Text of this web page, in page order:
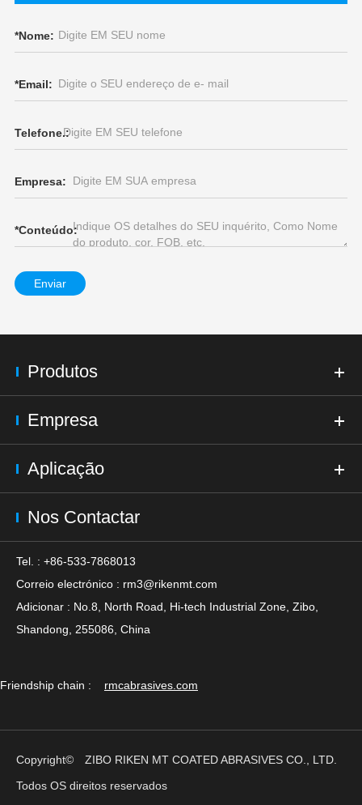
*Nome:
*Email:
Telefone.:
Empresa:
*Conteúdo:
Enviar
Produtos
Empresa
Aplicação
Nos Contactar
Tel. : +86-533-7868013
Correio electrónico : rm3@rikenmt.com
Adicionar : No.8, North Road, Hi-tech Industrial Zone, Zibo,
Shandong, 255086, China
Friendship chain : rmcabrasives.com
Copyright©
ZIBO RIKEN MT COATED ABRASIVES CO., LTD.
Todos OS direitos reservados